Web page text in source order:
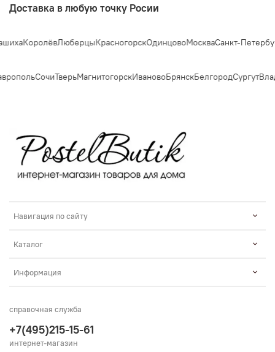
Доставка в любую точку Росии
КоролёвЛюберцыКрасногорскОдинцовоМоскваСанкт-
СочиТверьМагнитогорскИвановоБрянскБелгородСургут
Навигация по сайту
Каталог
Информация
справочная служба
+7(495)215-15-61
интернет-магазин